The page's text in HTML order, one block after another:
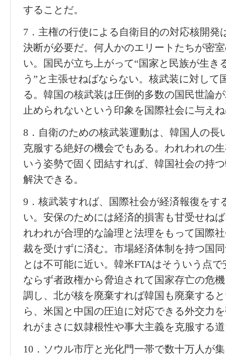
することだ。
7．主権の行使による自衛目的の対応核開発
決断が必要だ。何人かのエリートたちが密
い。国民が立ち上がって“国家と民族が生き
う”と主張せねばならない。核武装に対して
る。韓国の核武装は圧倒的多数の国民世論
止められないという印象を国際社会に与え
8．自衛のための核武装運動は、韓国人の長
克服する絶好の機会でもある。われわれの
いう姿勢で固く団結すれば、韓国社会の持
解決できる。
9．核武装すれば、国際社会が経済報復をす
い。安保のためには経済的損害も甘受せね
れわれが合理的な論理と法理をもって国際
裁を受けずに済む。市場経済体制を持つ国
とは不可能に近い。韓米FTAはそういう点
ならず者政権から脅迫されて国家存亡の危
調し、北が核を廃棄すれば韓国も廃棄する
ら、米国と中国の圧迫に対応できる外交力
れがまさに奴隷根性や事大主義を克服する
10．ソウル市庁と光化門一帯で数十万人が